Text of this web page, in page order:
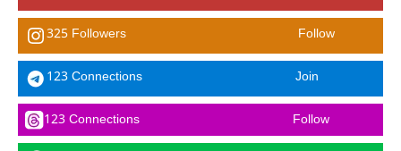
325 Followers Follow
123 Connections Join
123 Connections Follow